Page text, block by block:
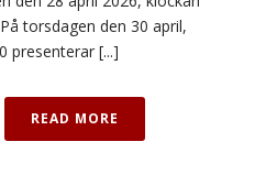
torsdagen den 30 april,
presenterar [...]
READ MORE